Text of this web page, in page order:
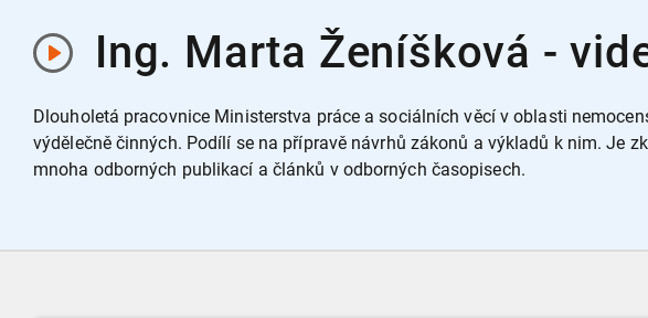
Ing. Marta Ženíšková -
Dlouholetá pracovnice Ministerstva práce a sociálních věcí v oblasti
výdělečně činných. Podílí se na přípravě návrhů zákonů a výkladů k nim. Je
mnoha odborných publikací a článků v odborných časopisech.